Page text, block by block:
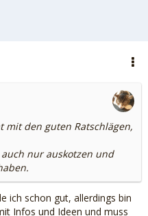
mit den guten Ratschlägen,
nur auskotzen und
ich schon gut, allerdings bin
Infos und Ideen und muss